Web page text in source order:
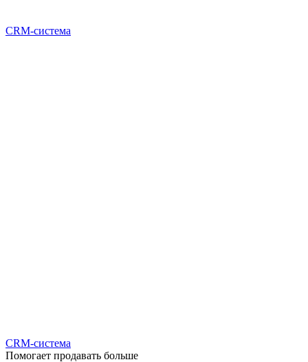
CRM-система
CRM-система
Помогает продавать больше